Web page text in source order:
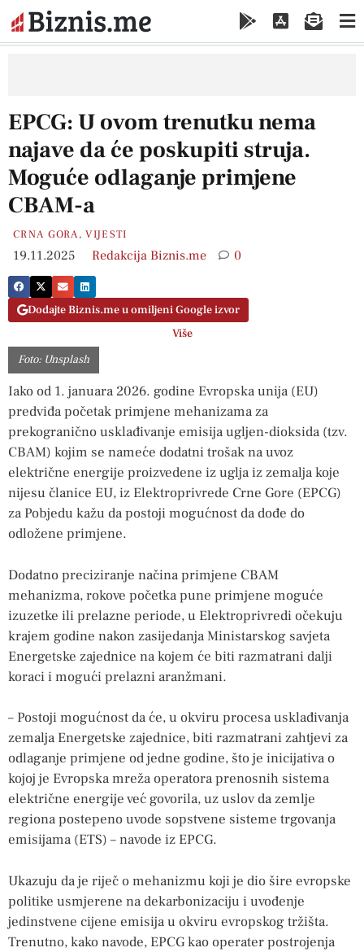
EPCG: U ovom trenutku nema
najave da će poskupiti struja.
Moguće odlaganje primjene
CBAM-a
CRNA GORA,VIJESTI
19.11.2025 Redakcija Biznis.me 0
Dodajte Biznis.me u omiljeni Google izvor
Više
Foto: Unsplash
Iako od 1. januara 2026. godine Evropska unija (EU)
predviđa početak primjene mehanizama za
prekogranično usklađivanje emisija ugljen-dioksida (tzv.
CBAM) kojim se nameće dodatni trošak na uvoz
električne energije proizvedene iz uglja iz zemalja koje
nijesu članice EU, iz Elektroprivrede Crne Gore (EPCG)
za Pobjedu kažu da postoji mogućnost da dođe do
odložene primjene.
Dodatno preciziranje načina primjene CBAM
mehanizma, rokove početka pune primjene moguće
izuzetke ili prelazne periode, u Elektroprivredi očekuju
krajem godine nakon zasijedanja Ministarskog savjeta
Energetske zajednice na kojem će biti razmatrani dalji
koraci i mogući prelazni aranžmani.
– Postoji mogućnost da će, u okviru procesa usklađivanja
zemalja Energetske zajednice, biti razmatrani zahtjevi za
odlaganje primjene od jedne godine, što je inicijativa o
kojoj je Evropska mreža operatora prenosnih sistema
električne energije već govorila, uz uslov da zemlje
regiona postepeno uvode sopstvene sisteme trgovanja
emisijama (ETS) – navode iz EPCG.
Ukazuju da je riječ o mehanizmu koji je dio šire evropske
politike usmjerene na dekarbonizaciju i uvođenje
jedinstvene cijene emisija u okviru evropskog tržišta.
Trenutno, kako navode, EPCG kao operater postrojenja